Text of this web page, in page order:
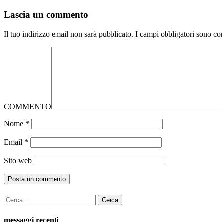
Lascia un commento
Il tuo indirizzo email non sarà pubblicato. I campi obbligatori sono
COMMENTO
Nome *
Email *
Sito web
Ricerca
per:
messaggi recenti